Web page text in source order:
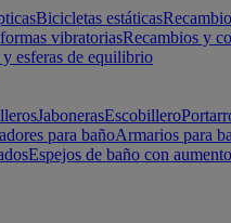
Bicicletas estáticas
vibratoriasRecambios y
esferas de equilibrio
JabonerasEscobillero
para bañoArmarios para
Espejos de baño con aumento